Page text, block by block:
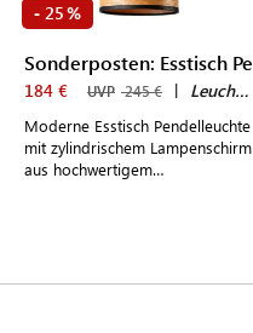
- 25 %
184 € UVP 245 € | LeuchtNatur
Moderne Esstisch Pendelleuchte
mit zylindrischem Lampenschirm
aus hochwertigem